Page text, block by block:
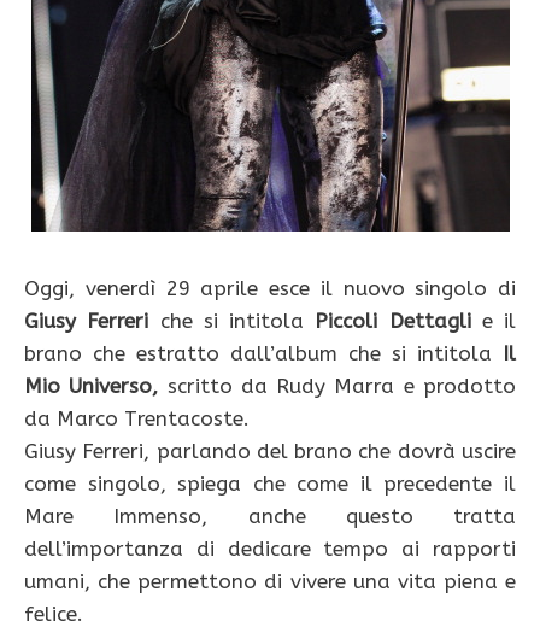
Oggi, venerdì 29 aprile esce il nuovo singolo di
Giusy Ferreri che si intitola Piccoli Dettagli e il
brano che estratto dall’album che si intitola Il
Mio Universo, scritto da Rudy Marra e prodotto
da Marco Trentacoste.
Giusy Ferreri, parlando del brano che dovrà uscire
come singolo, spiega che come il precedente il
Mare Immenso, anche questo tratta
dell’importanza di dedicare tempo ai rapporti
umani, che permettono di vivere una vita piena e
felice.